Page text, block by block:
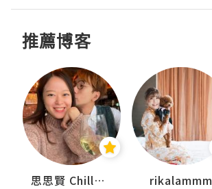
推薦博客
思思賢 ChillMyBabe rikalammm